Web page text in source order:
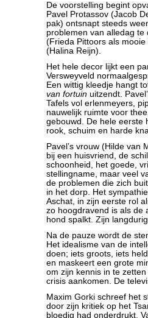
De voorstelling begint
Pavel Protassov (Jacob
pak) ontsnapt steeds
problemen van alledag
(Frieda Pittoors als
(Halina Reijn).
Het hele decor lijkt een
Versweyveld
Een wittig kleedje hangt
van fortuin uitzendt.
Tafels vol erlenmeyers,
nauwelijk ruimte voor
gebouwd. De hele eerste
rook, schuim en harde
Pavel’s vrouw (Hilde van
bij een huisvriend, de
schoonheid, het goede,
stellingname, maar veel
de problemen die zich
in het dorp. Het
Aschat, in zijn eerste rol
zo hoogdravend is als de
hond spalkt. Zijn
Na de pauze wordt de
Het idealisme van de
doen; iets groots, iets
en maskeert een grote
om zijn kennis in te
crisis aankomen. De
Maxim Gorki schreef het
door zijn kritiek op het
bloedig had onderdrukt.